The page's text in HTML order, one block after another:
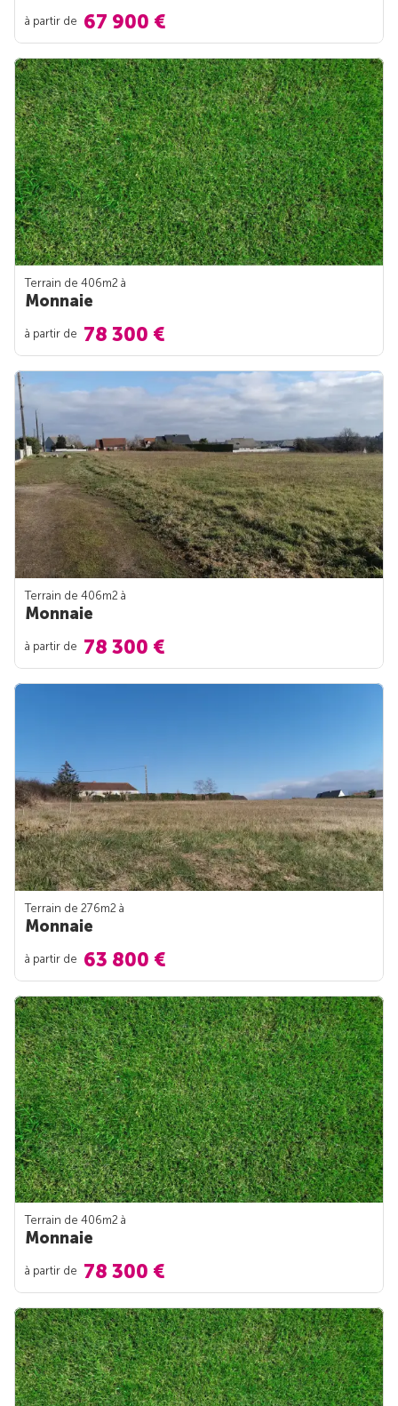
à partir de 67 900 €
Terrain de 406m2 à
Monnaie
à partir de 78 300 €
Terrain de 406m2 à
Monnaie
à partir de 78 300 €
Terrain de 276m2 à
Monnaie
à partir de 63 800 €
Terrain de 406m2 à
Monnaie
à partir de 78 300 €